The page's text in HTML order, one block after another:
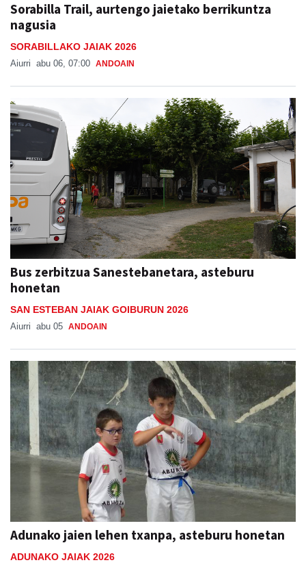
Sorabilla Trail, aurtengo jaietako berrikuntza
nagusia
SORABILLAKO JAIAK 2026
Aiurri abu 06, 07:00 ANDOAIN
Bus zerbitzua Sanestebanetara, asteburu
honetan
SAN ESTEBAN JAIAK GOIBURUN 2026
Aiurri abu 05 ANDOAIN
Adunako jaien lehen txanpa, asteburu honetan
ADUNAKO JAIAK 2026